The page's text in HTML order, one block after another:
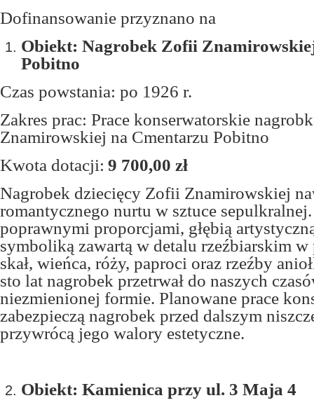
Dofinansowanie przyznano na
Obiekt: Nagrobek Zofii
Pobitno
Czas powstania: po 1926 r.
Zakres prac: Prace konserwatorskie
Znamirowskiej na Cmentarzu Pobitno
Kwota dotacji: 9 700,00 zł
Nagrobek dziecięcy Zofii Znamirowskiej
romantycznego nurtu w sztuce sepulkralnej.
poprawnymi proporcjami, głębią
symboliką zawartą w detalu rzeźbiarskim w
skał, wieńca, róży, paproci oraz rzeźby
sto lat nagrobek przetrwał do naszych
niezmienionej formie. Planowane prace
zabezpieczą nagrobek przed dalszym
przywrócą jego walory estetyczne.
Obiekt: Kamienica przy ul. 3 Maja 4